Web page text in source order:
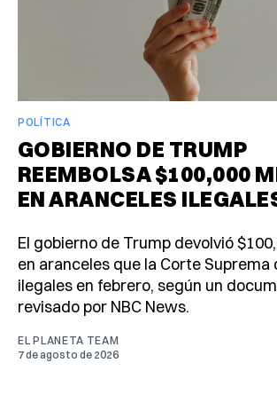
POLÍTICA
GOBIERNO DE TRUMP
REEMBOLSA $100,000
EN ARANCELES
El gobierno de Trump devolvió
en aranceles que la Corte Suprema
ilegales en febrero, según un
revisado por NBC News.
EL PLANETA TEAM
7 de agosto de 2026